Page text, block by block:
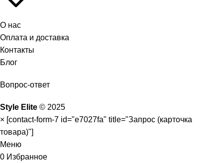
О нас
Оплата и доставка
Контакты
Блог
Вопрос-ответ
Style Elite © 2025
× [contact-form-7 id="e7027fa" title="Запрос (карточка
товара)"]
Меню
0 Избранное